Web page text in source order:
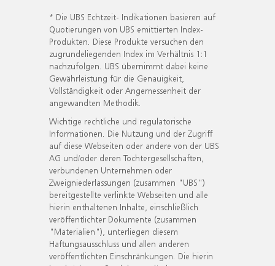
* Die UBS Echtzeit- Indikationen basieren auf
Quotierungen von UBS emittierten Index-
Produkten. Diese Produkte versuchen den
zugrundeliegenden Index im Verhältnis 1:1
nachzufolgen. UBS übernimmt dabei keine
Gewährleistung für die Genauigkeit,
Vollständigkeit oder Angemessenheit der
angewandten Methodik.
Wichtige rechtliche und regulatorische
Informationen. Die Nutzung und der Zugriff
auf diese Webseiten oder andere von der UBS
AG und/oder deren Tochtergesellschaften,
verbundenen Unternehmen oder
Zweigniederlassungen (zusammen "UBS")
bereitgestellte verlinkte Webseiten und alle
hierin enthaltenen Inhalte, einschließlich
veröffentlichter Dokumente (zusammen
"Materialien"), unterliegen diesem
Haftungsausschluss und allen anderen
veröffentlichten Einschränkungen. Die hierin